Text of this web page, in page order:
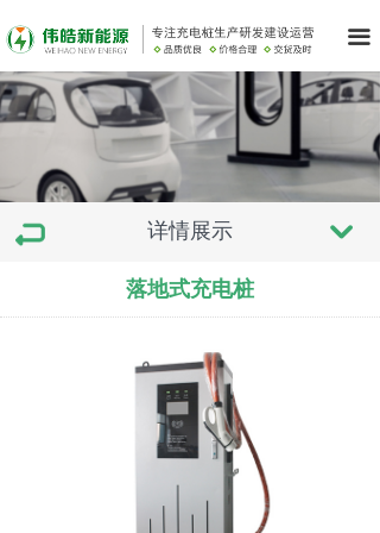
끀
详情展示 낔
落地式充电桩